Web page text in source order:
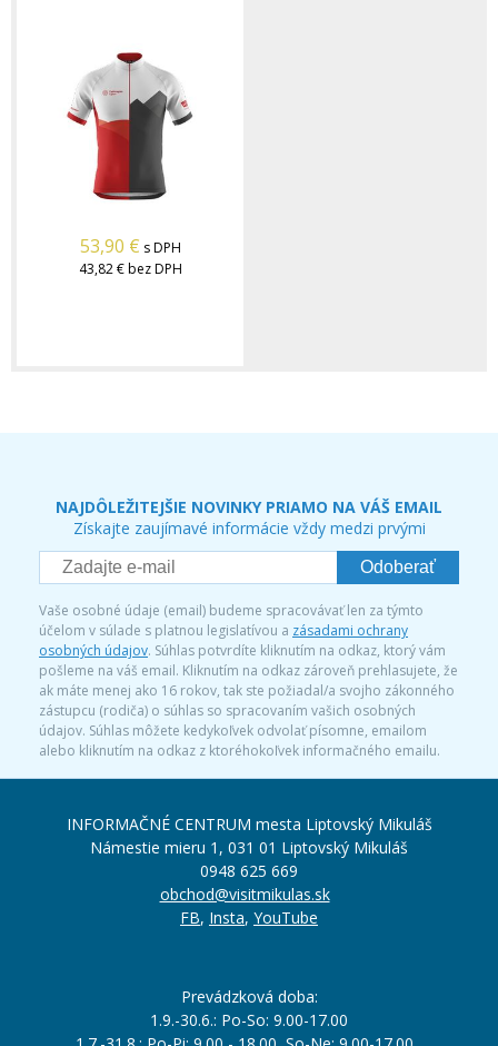
53,90 € s DPH
43,82 € bez DPH
NAJDÔLEŽITEJŠIE NOVINKY PRIAMO NA VÁŠ EMAIL
Získajte zaujímavé informácie vždy medzi prvými
Odoberať
Vaše osobné údaje (email) budeme spracovávať len za týmto
účelom v súlade s platnou legislatívou a zásadami ochrany
osobných údajov. Súhlas potvrdíte kliknutím na odkaz, ktorý vám
pošleme na váš email. Kliknutím na odkaz zároveň prehlasujete, že
ak máte menej ako 16 rokov, tak ste požiadal/a svojho zákonného
zástupcu (rodiča) o súhlas so spracovaním vašich osobných
údajov. Súhlas môžete kedykoľvek odvolať písomne, emailom
alebo kliknutím na odkaz z ktoréhokoľvek informačného emailu.
INFORMAČNÉ CENTRUM mesta Liptovský Mikuláš
Námestie mieru 1, 031 01 Liptovský Mikuláš
0948 625 669
obchod@visitmikulas.sk
FB, Insta, YouTube
Prevádzková doba:
1.9.-30.6.: Po-So: 9.00-17.00